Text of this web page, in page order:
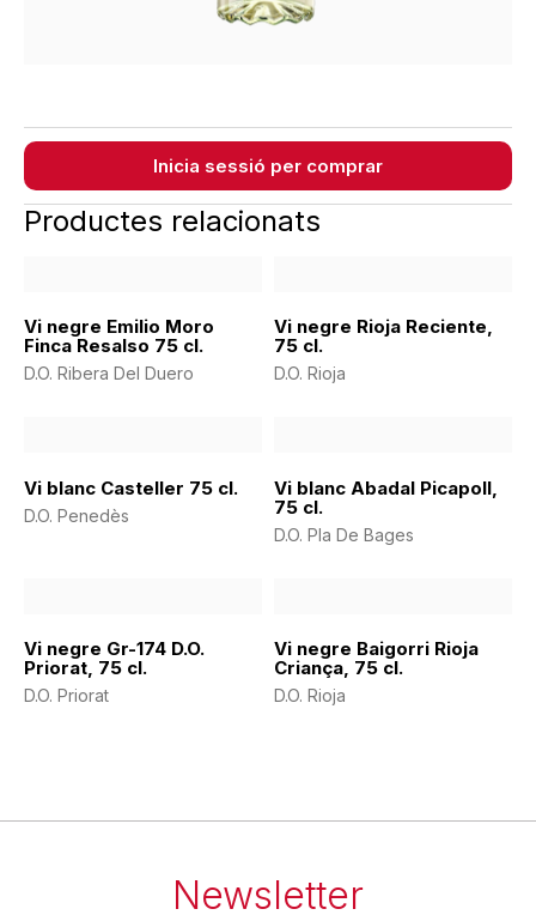
Inicia sessió per comprar
Productes relacionats
Vi negre Emilio Moro
Finca Resalso 75 cl.
D.O. Ribera Del Duero
Vi negre Rioja Reciente,
75 cl.
D.O. Rioja
Vi blanc Casteller 75 cl.
D.O. Penedès
Vi blanc Abadal Picapoll,
75 cl.
D.O. Pla De Bages
Vi negre Gr-174 D.O.
Priorat, 75 cl.
D.O. Priorat
Vi negre Baigorri Rioja
Criança, 75 cl.
D.O. Rioja
Newsletter